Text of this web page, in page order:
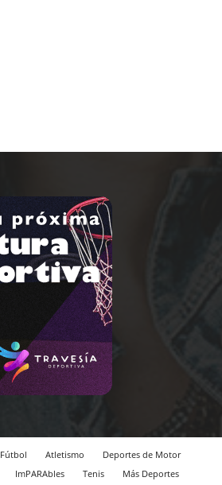
Fútbol Atletismo
Deportes de Motor
ImPARAbles Tenis Más Deportes